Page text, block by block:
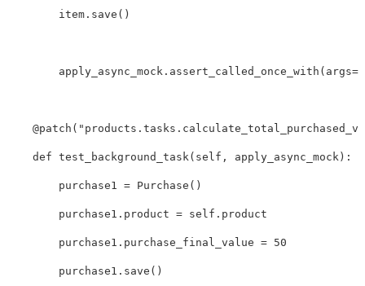
item . save ()
apply_async_mock . assert_called_once_with ( args=
@patch (
def test_background_task( self , apply_async_mock ):
purchase1 = Purchase ()
purchase1 . product = self . product
purchase1 . purchase_final_value = 50
purchase1 . save ()